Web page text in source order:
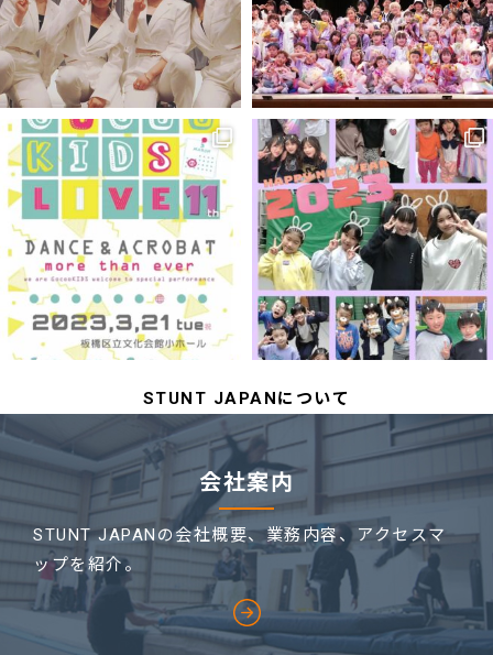
STUNT JAPANについて
会社案内
STUNT JAPANの会社概要、業務内容、
アクセスマ
ップを紹介。